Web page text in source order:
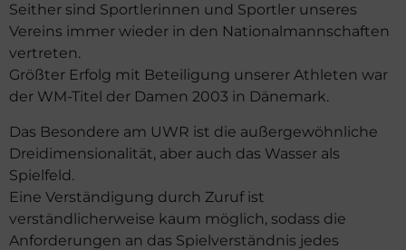
Seither sind Sportlerinnen und Sportler unseres
Vereins immer wieder in den Nationalmannschaften
vertreten.
Größter Erfolg mit Beteiligung unserer Athleten war
der WM-Titel der Damen 2003 in Dänemark.
Das Besondere am UWR ist die außergewöhnliche
Dreidimensionalität, aber auch das Wasser als
Spielfeld.
Eine Verständigung durch Zuruf ist
verständlicherweise kaum möglich, sodass die
Anforderungen an das Spielverständnis jedes